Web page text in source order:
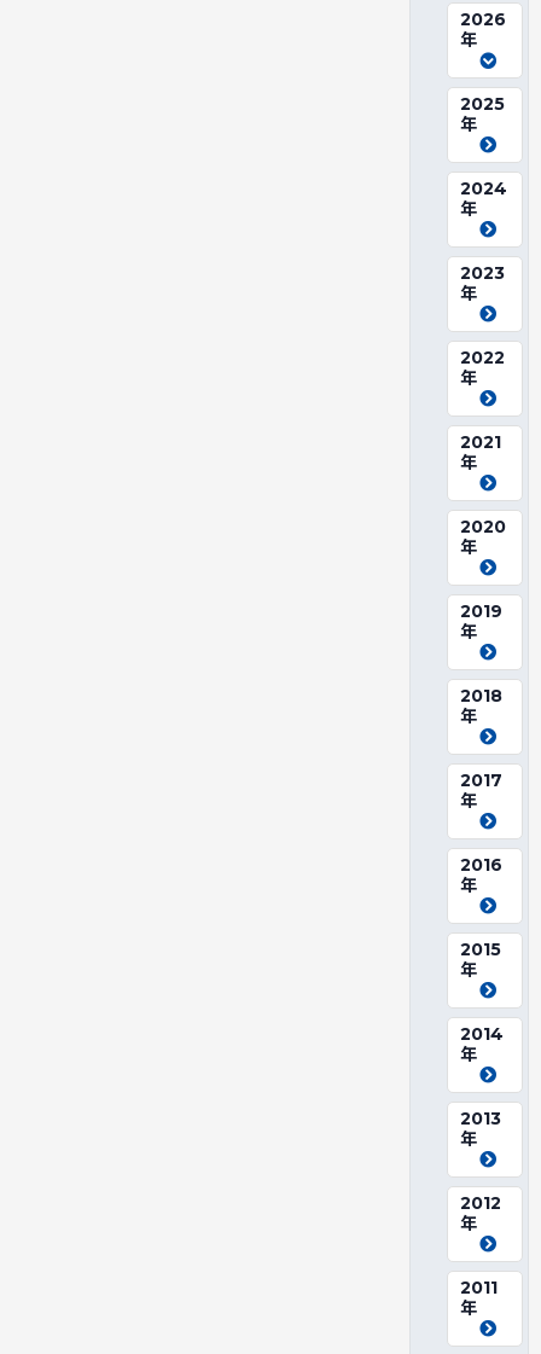
2026
年
2025
年
2024
年
2023
年
2022
年
2021
年
2020
年
2019
年
2018
年
2017
年
2016
年
2015
年
2014
年
2013
年
2012
年
2011
年